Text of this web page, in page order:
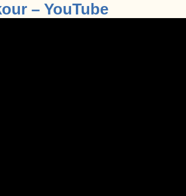
– YouTube